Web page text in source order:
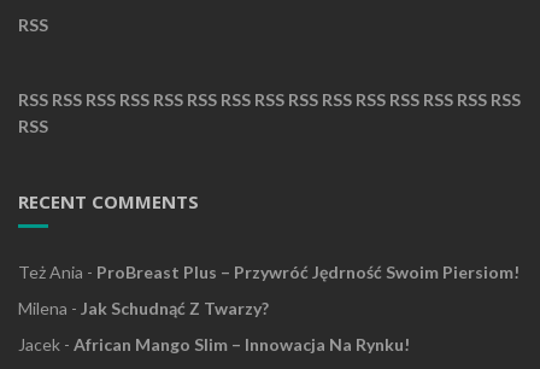
RSS
RSS RSS RSS RSS RSS RSS RSS RSS RSS RSS RSS RSS RSS RSS RSS
RSS
RECENT COMMENTS
Też Ania - ProBreast Plus – Przywróć Jędrność Swoim Piersiom!
Milena - Jak Schudnąć Z Twarzy?
Jacek - African Mango Slim – Innowacja Na Rynku!